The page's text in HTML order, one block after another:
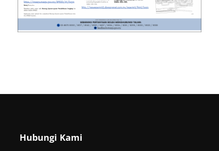
Hubungi Kami